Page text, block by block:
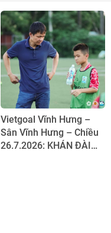
Vietgoal Vĩnh Hưng –
Sân Vĩnh Hưng – Chiều
26.7.2026: KHÁN ĐÀI